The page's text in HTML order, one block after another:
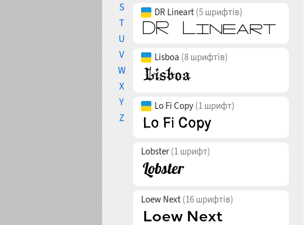
S
T
U
V
W
X
Y
Z
DR Lineart (5 шрифтів)
Lisboa (8 шрифтів)
Lo Fi Copy (1 шрифт)
Lobster(1 шрифт)
Loew Next (16 шрифтів)